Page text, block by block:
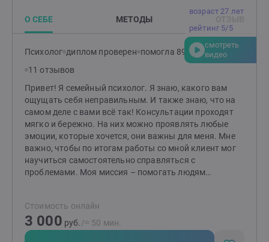
принципа: "Прежде всего – не навреди." Ваши чувства,
границы и желания всегда в приоритете. — Гибкость в
методах. Комбинирую техники для достижения
наилучшего результата именно для вас. Что вас
ждёт? Эффективные инструменты, глубокая
поддержка и новый взгляд на привычные проблемы.
Вместе мы найдём ответы и сделаем вашу жизнь
легче, гармоничнее и счастливее. Готовы к первым
шагам? Создайте заявку, и мы начнём ваш путь к
переменам!
возраст 27 лет
рейтинг 5/5
смотреть
видео
О СЕБЕ МЕТОДЫ
Психолог диплом проверен помогла 89 клиентам
11 отзывов
Привет! Я семейный психолог. Я знаю, какого вам
ощущать себя неправильным. И также знаю, что на
самом деле с вами всё так! Консультации проходят
мягко и бережно. На них можно проявлять любые
эмоции, которые хочется, они важны для меня. Мне
важно, чтобы по итогам работы со мной клиент мог
научиться самостоятельно справляться с
проблемами. Моя миссия – помогать людям
работы вам отзываются, то буду рада видеть вас на
консультациях. Я работаю индивидуально и в паре от
16 лет (с согласия родителей). НЕ работаю с: теми, кто
Стоимость онлайн
3 000 руб. /≈ 50 мин.